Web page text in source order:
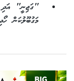
"ގަޖިނީ"
މަގުބޫލުކަން